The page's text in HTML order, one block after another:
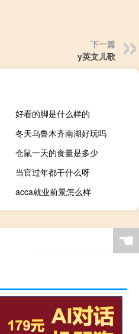
下一篇
y英文儿歌
好看的脚是什么样的
冬天乌鲁木齐南湖好玩吗
仓鼠一天的食量是多少
当官过年都干什么呀
acca就业前景怎么样
☚